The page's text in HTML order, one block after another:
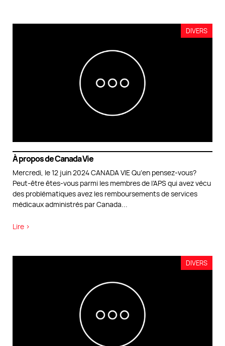
DIVERS
À propos de Canada Vie
Mercredi, le 12 juin 2024 CANADA VIE Qu’en pensez-vous?
Peut-être êtes-vous parmi les membres de l’APS qui avez vécu
des problématiques avez les remboursements de services
médicaux administrés par Canada...
Lire >
DIVERS